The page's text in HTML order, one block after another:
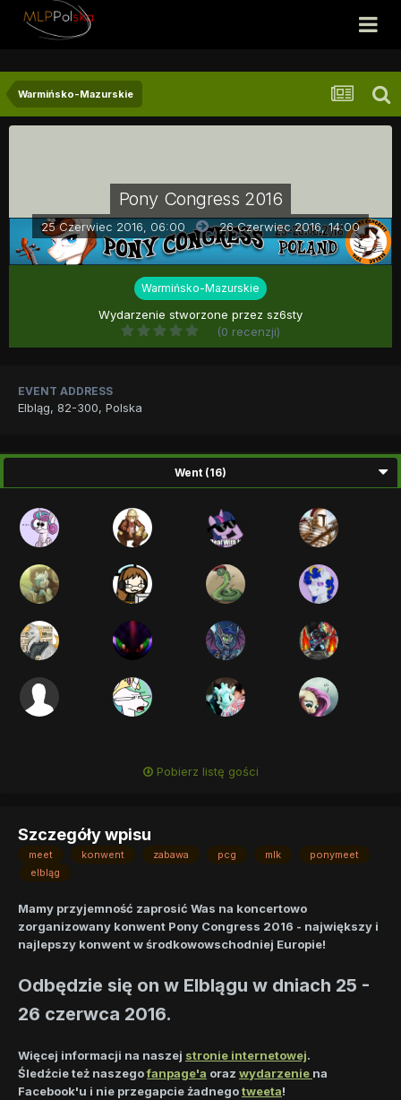
Warmińsko-Mazurskie
Pony Congress 2016
25 Czerwiec 2016, 06:00 26 Czerwiec 2016,14:00
Warmińsko-Mazurskie
Wydarzenie stworzone przez sz6sty
(0 recenzji)
EVENT ADDRESS
Elbląg, 82-300, Polska
Went (16)
Pobierz listę gości
Szczegóły wpisu
meet konwent zabawa pcg mlk
ponymeet
elbląg
Mamy przyjemność zaprosić Was na koncertowo
zorganizowany konwent Pony Congress 2016 - największy i
najlepszy konwent w środkowowschodniej Europie!
Odbędzie się on w Elblągu w dniach 25 -
26 czerwca 2016.
Więcej informacji na naszej stronie internetowej.
Śledźcie też naszegofanpage'a oraz wydarzenie na
Facebook'u i nie przegapcie żadnegotweeta!